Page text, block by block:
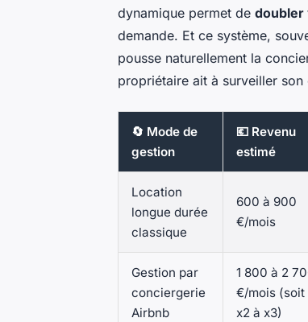
dynamique permet de
demande. Et ce système,
pousse naturellement la
propriétaire ait à surveiller son
🔄 Mode de
gestion
💶 Revenu
estimé
Location
longue durée
classique
600 à 900
€/mois
Gestion par
conciergerie
Airbnb
1 800 à 2
€/mois (soit
x2 à x3)